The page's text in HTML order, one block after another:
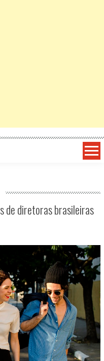
de diretoras brasileiras